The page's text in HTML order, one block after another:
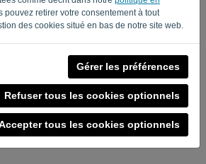
pouvez retirer votre consentement à tout
des cookies situé en bas de notre site web.
Gérer les préférences
Refuser tous les cookies optionnels
tous les cookies optionnels